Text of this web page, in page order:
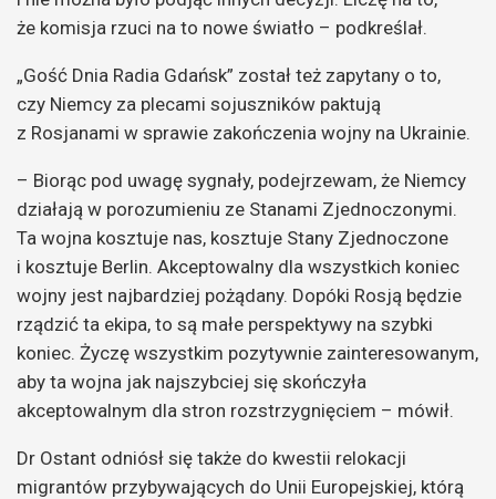
że komisja rzuci na to nowe światło – podkreślał.
„Gość Dnia Radia Gdańsk” został też zapytany o to,
czy Niemcy za plecami sojuszników paktują
z Rosjanami w sprawie zakończenia wojny na Ukrainie.
– Biorąc pod uwagę sygnały, podejrzewam, że Niemcy
działają w porozumieniu ze Stanami Zjednoczonymi.
Ta wojna kosztuje nas, kosztuje Stany Zjednoczone
i kosztuje Berlin. Akceptowalny dla wszystkich koniec
wojny jest najbardziej pożądany. Dopóki Rosją będzie
rządzić ta ekipa, to są małe perspektywy na szybki
koniec. Życzę wszystkim pozytywnie zainteresowanym,
aby ta wojna jak najszybciej się skończyła
akceptowalnym dla stron rozstrzygnięciem – mówił.
Dr Ostant odniósł się także do kwestii relokacji
migrantów przybywających do Unii Europejskiej, którą